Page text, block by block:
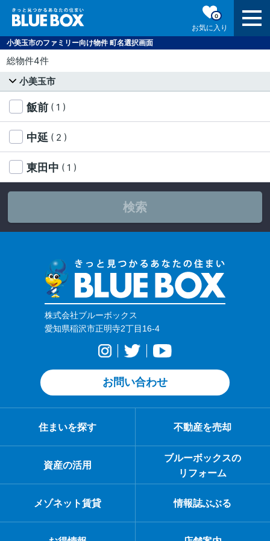
お気に入り
0
小美玉市のファミリー向け物件 町名選択画面
総物件4件
小美玉市
飯前 ( 1 )
中延 ( 2 )
東田中 ( 1 )
検索
株式会社ブルーボックス
愛知県稲沢市正明寺2丁目16-4
お問い合わせ
住まいを探す 不動産を売却
資産の活用
ブルーボックスの
リフォーム
メゾネット賃貸 情報誌ぶぶる